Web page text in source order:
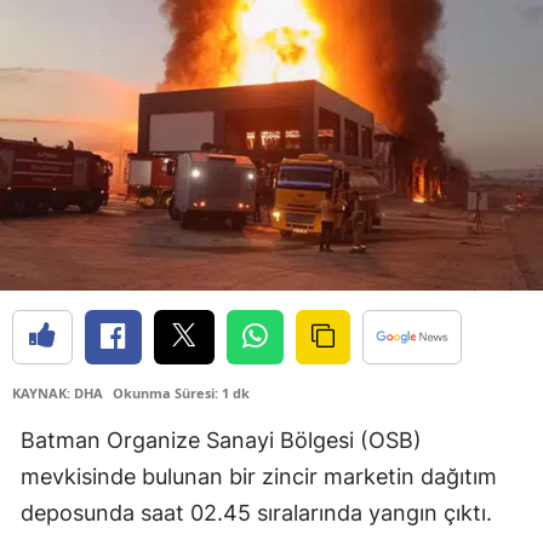
Bingöl
Bolu
Burdur
Bursa
Çanakkale
Çankırı
Denizli
Diyarbakır
Edirne
KAYNAK: DHA Okunma Süresi: 1 dk
Batman Organize Sanayi Bölgesi (OSB)
mevkisinde bulunan bir zincir marketin dağıtım
deposunda saat 02.45 sıralarında yangın çıktı.